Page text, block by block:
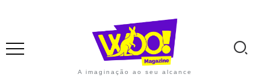
A imaginação ao seu alcance